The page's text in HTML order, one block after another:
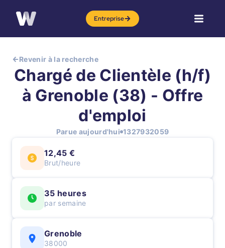
Entreprise
Revenir à la recherche
Chargé de Clientèle (h/f)
à Grenoble (38) - Offre
d'emploi
Parue aujourd'hui 1327932059
12,45 €
Brut/heure
35 heures
par semaine
Grenoble
38000